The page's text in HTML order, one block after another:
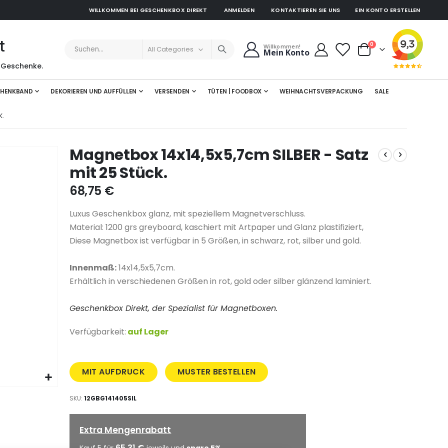
WILLKOMMEN BEI GESCHENKBOX DIREKT ANMELDEN KONTAKTIEREN SIE UNS EIN KONTO ERSTELLEN
Willkommen!
Mein Konto Cart
0Artikel
DEKORIEREN UND AUFFÜLLEN VERSENDEN TÜTEN | FOODBOX WEIHNACHTSVERPACKUNG SALE
Magnetbox 14x14,5x5,7cm SILBER - Satz
mit 25 Stück.
68,75 €
Luxus Geschenkbox glanz, mit speziellem Magnetverschluss.
Material: 1200 grs greyboard, kaschiert mit Artpaper und Glanz plastifiziert,
Diese Magnetbox ist verfügbar in 5 Größen, in schwarz, rot, silber und gold.
Innenmaß:14x14,5x5,7cm.
Erhältlich in verschiedenen Größen in rot, gold oder silber glänzend laminiert.
Geschenkbox Direkt, der Spezialist für Magnetboxen.
Verfügbarkeit: auf Lager
MIT AUFDRUCK MUSTER BESTELLEN
SKU 12GBG141405SIL
Extra Mengenrabatt